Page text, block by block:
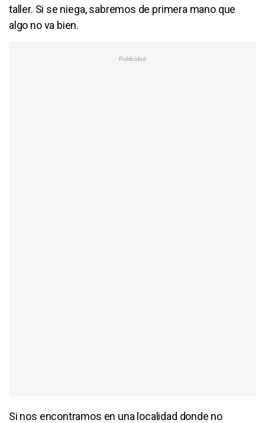
taller. Si se niega, sabremos de primera mano que
algo no va bien.
Si nos encontramos en una localidad donde no